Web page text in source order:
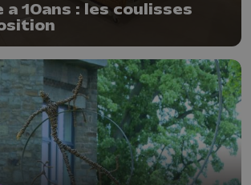
a 10ans : les coulisses